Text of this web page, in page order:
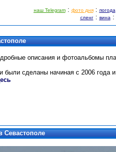
наш Telegram: фото дня: погода
сленг: вина:
описания и фотоальбомы
были сделаны начиная с 2006 года
Севастополе